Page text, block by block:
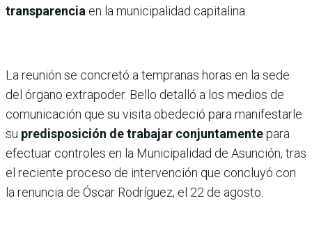
transparencia en la municipalidad capitalina.
La reunión se concretó a tempranas horas en la sede
del órgano extrapoder. Bello detalló a los medios de
comunicación que su visita obedeció para manifestarle
su predisposición de trabajar conjuntamentepara
efectuar controles en la Municipalidad de Asunción, tras
el reciente proceso de intervención que concluyó con
la renuncia de Óscar Rodríguez, el 22 de agosto.